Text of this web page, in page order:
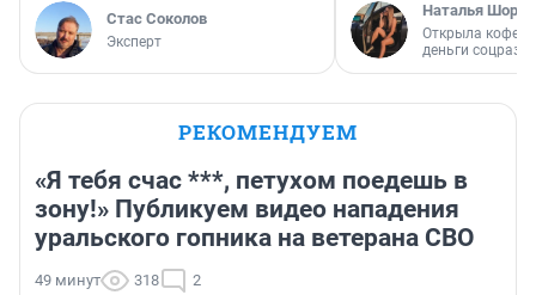
Стас Соколов
Эксперт
Наталья
Открыла
деньги
РЕКОМЕНДУЕМ
«Я тебя счас ***, петухом поедешь в
зону!» Публикуем видео нападения
уральского гопника на ветерана СВО
49 минут 318 2